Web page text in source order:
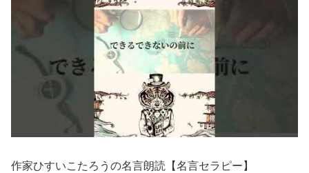
作家ひすいこたろうの名言朗読【名言セラピー】